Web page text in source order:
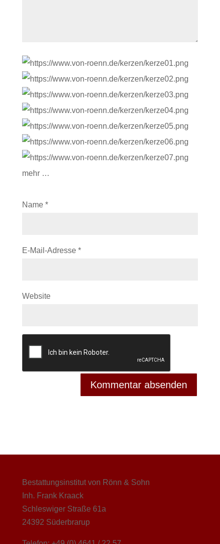
mehr …
Name *
E-Mail-Adresse *
Website
Bestattungsinstitut von Rönn & Sohn
Inh. Frank Kraack
Schleswiger Straße 61a
24392 Süderbrarup